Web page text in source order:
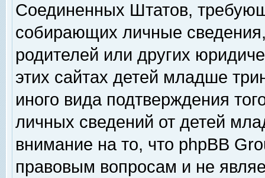
Соединенных Штатов,
собирающих личные
родителей или других
этих сайтах детей младше
иного вида подтверждения
личных сведений от детей
внимание на то, что phpBB
правовым вопросам и не